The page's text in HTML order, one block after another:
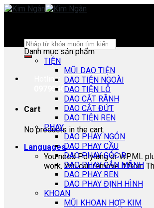
Skip
Search
for:
Hotline:
0979540178
Cart
No products in the cart.
Languages
You need Polylang or WPML
work. You can remove it from
Danh mục sản phẩm
TIỆN
MŨI DAO TIỆN
DAO TIỆN NGOÀI
DAO TIỆN LỖ
DAO CẮT RÃNH
DAO CẮT ĐỨT
DAO TIỆN REN
PHAY
DAO PHAY NGÓN
DAO PHAY CẦU
DAO PHAY GÓC R
DAO PHAY GẮN MÃNH
DAO PHAY REN
DAO PHAY ĐỊNH HÌNH
KHOAN
MŨI KHOAN HỢP KIM